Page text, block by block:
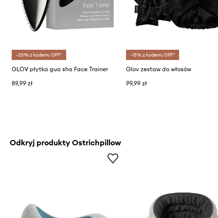
-25% z kodem: OFF*
GLOV płytka gua sha Face Trainer
89,99 zł
-15% z kodem: OFF*
Glov zestaw do włosów
99,99 zł
Odkryj produkty Ostrichpillow